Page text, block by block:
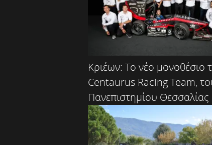
Κριέων: Το νέο μονοθέσιο
Centaurus Racing Team,
Πανεπιστημίου Θεσσαλίας